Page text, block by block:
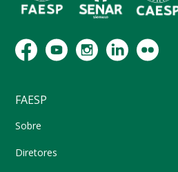
FAESP
Sobre
Diretores